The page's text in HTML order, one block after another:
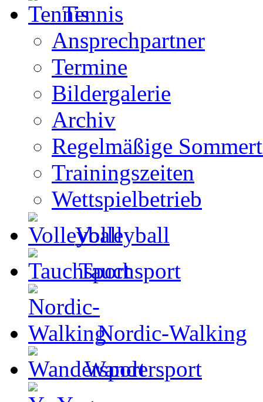
Tennis
Ansprechpartner
Termine
Bildergalerie
Archiv
Regelmäßige
Trainingszeiten
Wettspielbetrieb
Volleyball
Tauchsport
Nordic-Walking
Wandersport